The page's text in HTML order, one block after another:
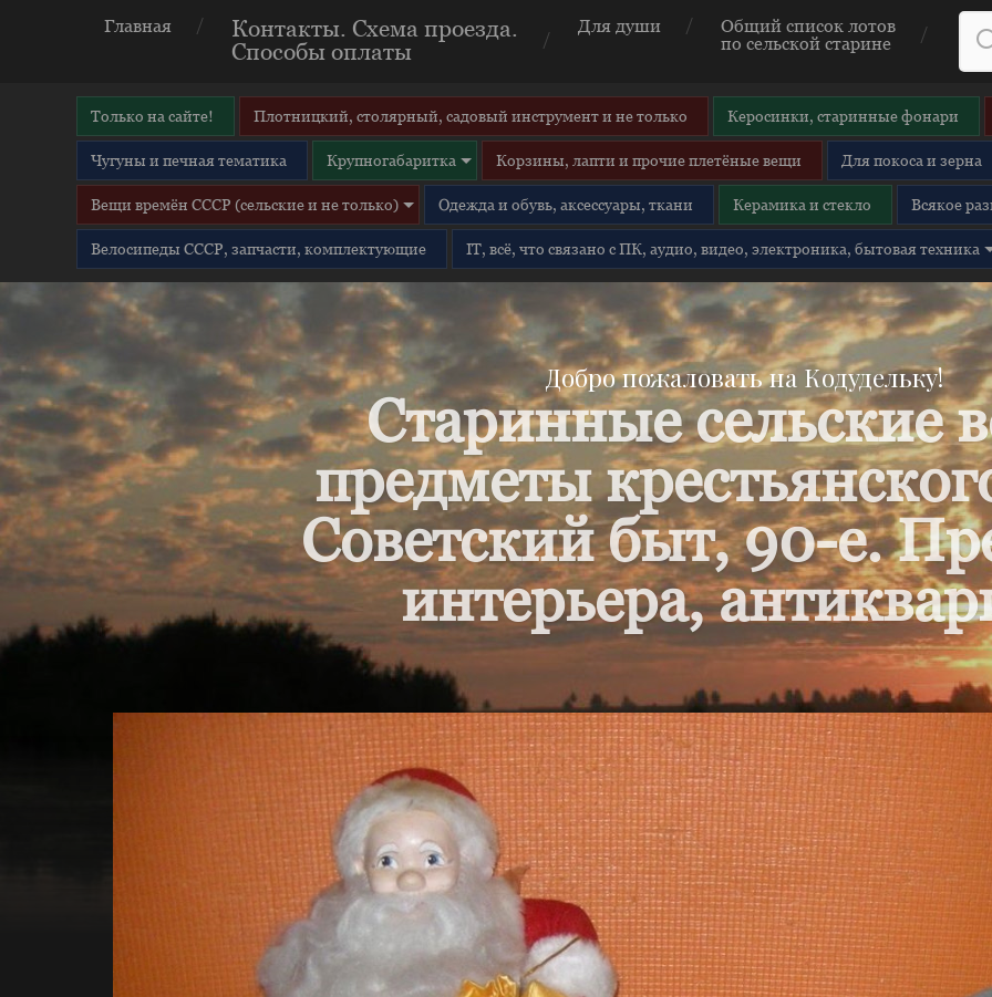
Главная
Контакты. Схема проезда.
Способы оплаты
Для души
Общий список лотов
по сельской старине
Только на сайте! Плотницкий, столярный, садовый инструмент и не только Керосинки, старинные фонари
Чугуны и печная тематика Крупногабаритка Корзины, лапти и прочие плетёные вещи Для покоса и зерна
Вещи времён СССР (сельские и не только) Одежда и обувь, аксессуары, ткани Керамика и стекло Всякое
Велосипеды СССР, запчасти, комплектующие IT, всё, что связано с ПК, аудио, видео, электроника, бытовая техника
Добро пожаловать на Кодудельку!
Старинные сельские
предметы
Советский быт, 90-е.
интерьера,